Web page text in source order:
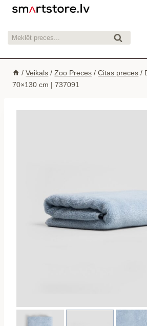
Skip
content
Meklēt: Meklēt
/ Veikals / Zoo Preces / Citas preces /
70×130 cm | 737091